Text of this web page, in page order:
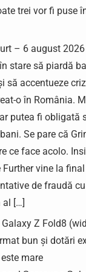
trei vor fi puse
– 6 august 2026
stare să piardă
să accentueze
o în România.
putea fi obligată
Se pare că
ce face acolo.
Further vine la
de fraudă
al […]
Z Fold8
bun și dotări
mare